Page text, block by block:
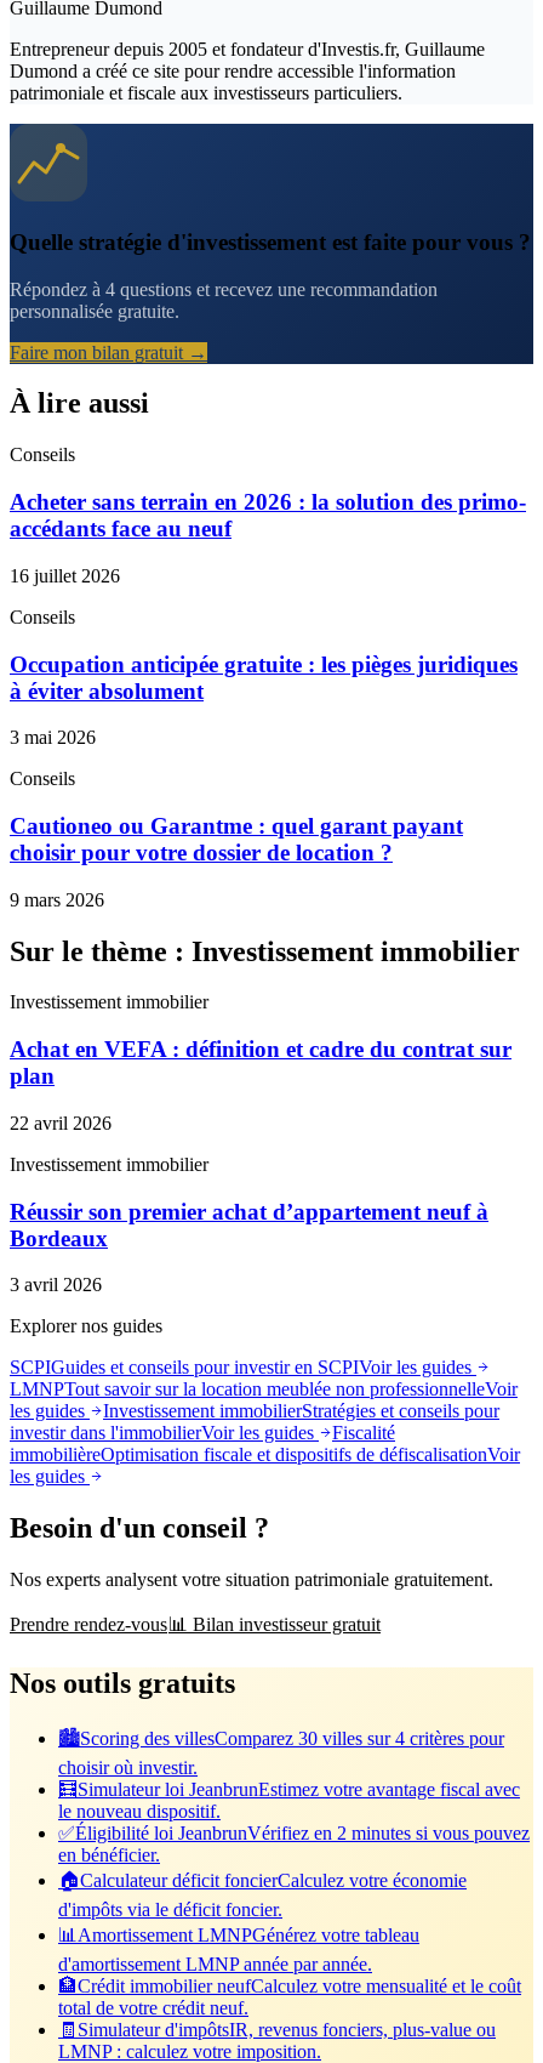
Guillaume Dumond
Entrepreneur depuis 2005 et fondateur d'Investis.fr, Guillaume
Dumond a créé ce site pour rendre accessible l'information
patrimoniale et fiscale aux investisseurs particuliers.
Quelle stratégie d'investissement est faite pour vous ?
Répondez à 4 questions et recevez une recommandation
personnalisée gratuite.
Faire mon bilan gratuit →
À lire aussi
Conseils
Acheter sans terrain en 2026 : la solution des primo-
accédants face au neuf
16 juillet 2026
Conseils
Occupation anticipée gratuite : les pièges juridiques
à éviter absolument
3 mai 2026
Conseils
Cautioneo ou Garantme : quel garant payant
choisir pour votre dossier de location ?
9 mars 2026
Sur le thème : Investissement immobilier
Investissement immobilier
Achat en VEFA : définition et cadre du contrat sur
plan
22 avril 2026
Investissement immobilier
Réussir son premier achat d’appartement neuf à
Bordeaux
3 avril 2026
Explorer nos guides
SCPIGuides et conseils pour investir en SCPIVoir les guides
LMNPTout savoir sur la location meublée non professionnelleVoir
les guides
Investissement immobilierStratégies et conseils pour
investir dans l'immobilierVoir les guides
Fiscalité
immobilièreOptimisation fiscale et dispositifs de défiscalisationVoir
les guides
Besoin d'un conseil ?
Nos experts analysent votre situation patrimoniale gratuitement.
Prendre rendez-vous📊 Bilan investisseur gratuit
Nos outils gratuits
🏙️Scoring des villesComparez 30 villes sur 4 critères pour
choisir où investir.
🧮Simulateur loi JeanbrunEstimez votre avantage fiscal avec
le nouveau dispositif.
✅Éligibilité loi JeanbrunVérifiez en 2 minutes si vous pouvez
en bénéficier.
🏠Calculateur déficit foncierCalculez votre économie
d'impôts via le déficit foncier.
📊 Amortissement LMNPGénérez votre tableau
d'amortissement LMNP année par année.
🏦Crédit immobilier neufCalculez votre mensualité et le coût
total de votre crédit neuf.
🧾 Simulateur d'impôtsIR, revenus fonciers, plus-value ou
LMNP : calculez votre imposition.